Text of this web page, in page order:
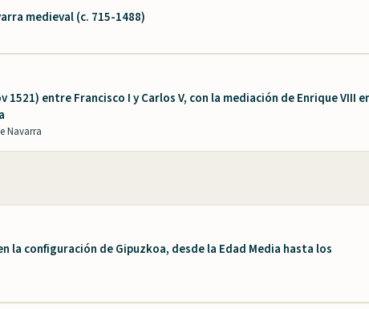
medieval (c. 715-1488)
entre Francisco I y Carlos V, con la mediación de Enrique VIII
Navarra
la configuración de Gipuzkoa, desde la Edad Media hasta los